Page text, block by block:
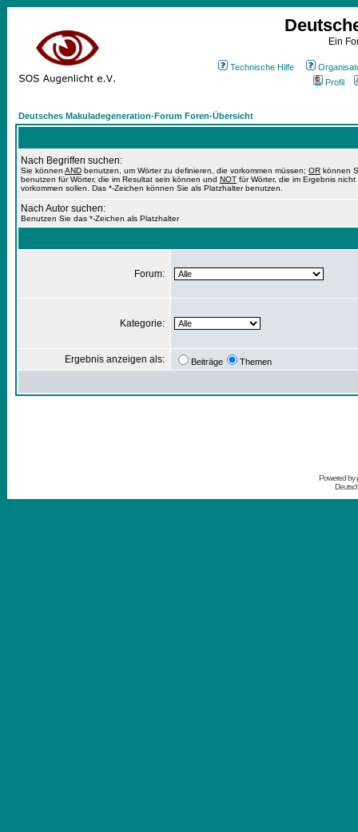
Ein
Technische Hilfe
Profil
Deutsches Makuladegeneration-Forum Foren-Übersicht
Nach Begriffen suchen:
Sie können AND benutzen, um Wörter zu definieren, die vorkommen müssen; OR können
benutzen für Wörter, die im Resultat sein können und NOT für Wörter, die im Ergebnis nicht
vorkommen sollen. Das *-Zeichen können Sie als Platzhalter benutzen.
Nach Autor suchen:
Benutzen Sie das *-Zeichen als Platzhalter
Forum:
Kategorie:
Ergebnis anzeigen als: Beiträge Themen
Powered by